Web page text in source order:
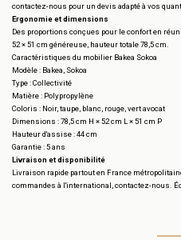
contactez-nous pour un devis adapté à vos
Ergonomie et dimensions
Des proportions conçues pour le confort en
52 × 51 cm généreuse, hauteur totale 78,5 cm.
Caractéristiques du mobilier Bakea Sokoa
Modèle : Bakea, Sokoa
Type : Collectivité
Matière : Polypropylène
Coloris : Noir, taupe, blanc, rouge, vert avocat
Dimensions : 78,5 cm H × 52 cm L × 51 cm P
Hauteur d'assise : 44 cm
Garantie : 5 ans
Livraison et disponibilité
Livraison rapide partout en France
commandes à l'international, contactez-nous.